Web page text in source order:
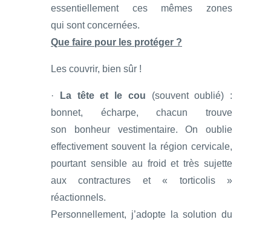
essentiellement ces mêmes zones
qui sont concernées.
Que faire pour les protéger ?
Les couvrir, bien sûr !
· La tête et le cou (souvent oublié) :
bonnet, écharpe, chacun trouve
son bonheur vestimentaire. On oublie
effectivement souvent la région cervicale,
pourtant sensible au froid et très sujette
aux contractures et « torticolis »
réactionnels.
Personnellement, j’adopte la solution du